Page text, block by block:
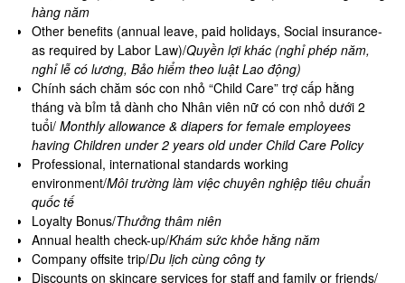
hàng năm
Other benefits (annual leave, paid holidays, Social insurance-
as required by Labor Law)/Quyền lợi khác (nghỉ phép năm,
nghỉ lễ có lương, Bảo hiểm theo luật Lao động)
Chính sách chăm sóc con nhỏ “Child Care” trợ cấp hằng
tháng và bỉm tả dành cho Nhân viên nữ có con nhỏ dưới 2
tuổi/ Monthly allowance & diapers for female employees
having Children under 2 years old under Child Care Policy
Professional, international standards working
environment/Môi trường làm việc chuyên nghiệp tiêu chuẩn
quốc tế
Loyalty Bonus/Thưởng thâm niên
Annual health check-up/Khám sức khỏe hằng năm
Company offsite trip/Du lịch cùng công ty
Discounts on skincare services for staff and family or friends/